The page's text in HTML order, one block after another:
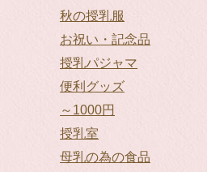
秋の授乳服
お祝い・記念品
授乳パジャマ
便利グッズ
～1000円
授乳室
母乳の為の食品